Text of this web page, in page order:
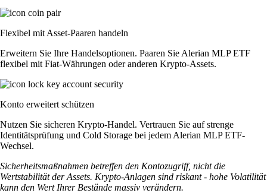
Flexibel mit Asset-Paaren handeln
Erweitern Sie Ihre Handelsoptionen. Paaren Sie Alerian MLP ETF
flexibel mit Fiat-Währungen oder anderen Krypto-Assets.
Konto erweitert schützen
Nutzen Sie sicheren Krypto-Handel. Vertrauen Sie auf strenge
Identitätsprüfung und Cold Storage bei jedem Alerian MLP ETF-
Wechsel.
Sicherheitsmaßnahmen betreffen den Kontozugriff, nicht die
Wertstabilität der Assets. Krypto-Anlagen sind riskant - hohe Volatilität
kann den Wert Ihrer Bestände massiv verändern.